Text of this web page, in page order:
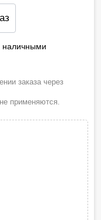
наличными
заказа через
применяются.